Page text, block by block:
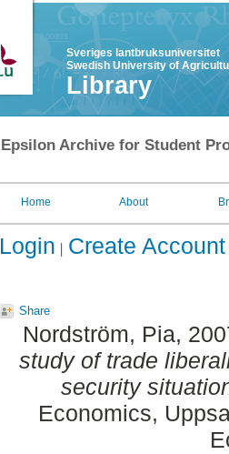
Sveriges lantbruksuniversitet
Swedish University of
Library
Epsilon Archive for Student
Home About
Login Create Account
Share
Nordström, Pia,
study of trade
security
Economics,